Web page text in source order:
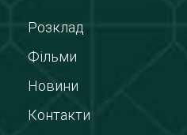
Розклад
Фільми
Новини
Контакти